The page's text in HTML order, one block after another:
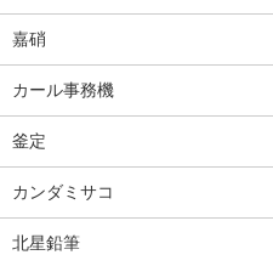
嘉硝
カール事務機
釜定
カンダミサコ
北星鉛筆